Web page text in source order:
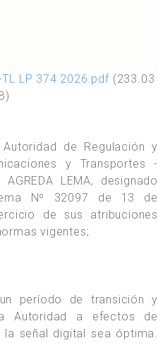
TL LP 374 2026.pdf (233.03
de Regulación y
y Transportes -
AGREDA LEMA, designado
Nº 32097 de 13 de
de sus atribuciones
vigentes;
un período de transición y
Autoridad a efectos de
señal digital sea óptima.